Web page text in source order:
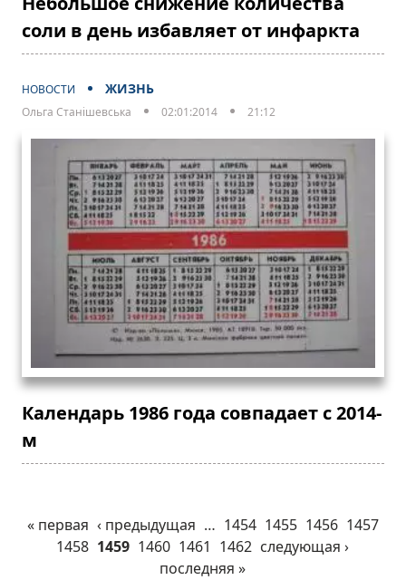
соли в день избавляет от инфаркта
НОВОСТИ ЖИЗНЬ
Ольга Станішевська 02:01:2014 21:12
Календарь 1986 года совпадает с 2014-
м
« первая ‹ предыдущая … 1454 1455 1456 1457
1458 1459 1460 1461 1462 следующая ›
последняя »